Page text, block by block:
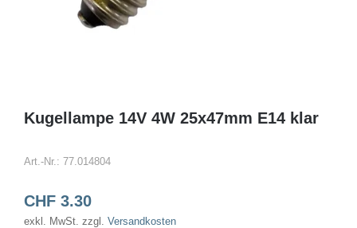
Kugellampe 14V 4W 25x47mm E14 klar
Art.-Nr.: 77.014804
CHF3.30
exkl. MwSt. zzgl. Versandkosten